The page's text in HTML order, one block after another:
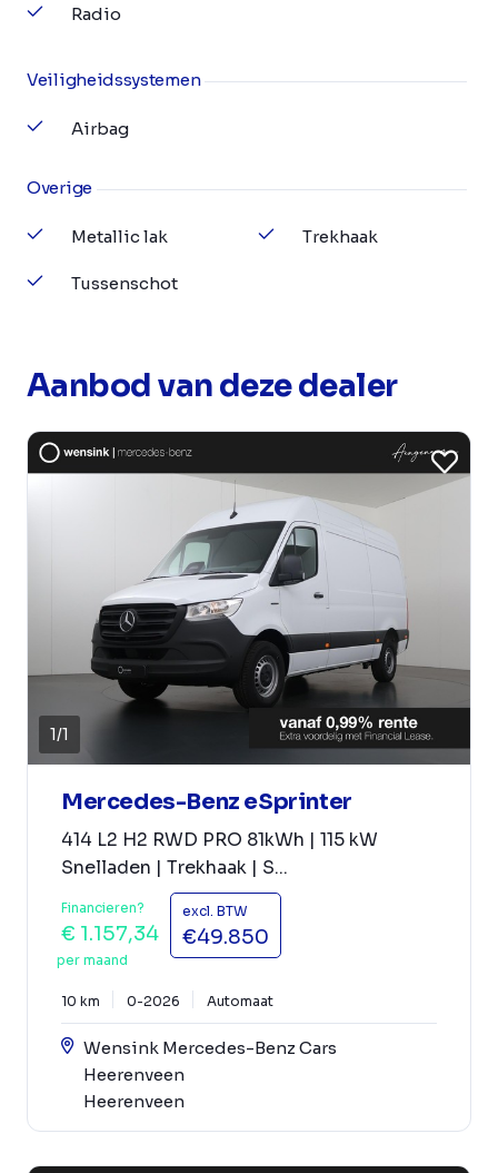
Radio
Veiligheidssystemen
Airbag
Overige
Metallic lak
Tussenschot
Trekhaak
Aanbod van deze dealer
1/1
Mercedes-Benz eSprinter
414 L2 H2 RWD PRO 81kWh | 115 kW
Snelladen | Trekhaak | S...
Financieren?
€ 1.157,34
per maand
excl. BTW
€49.850
10 km 0-2026 Automaat
Wensink Mercedes-Benz Cars
Heerenveen
Heerenveen